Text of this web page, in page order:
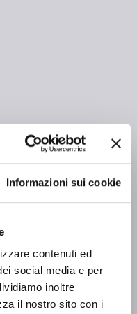
Informazioni sui cookie
contenuti ed
social media e per
inoltre
il nostro sito con i
tua spesa